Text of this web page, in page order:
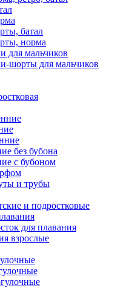
батал
норма
для мальчиков
шорты для мальчиков
без бубона
с бубоном
и трубы
и подростковые
для плавания
взрослые